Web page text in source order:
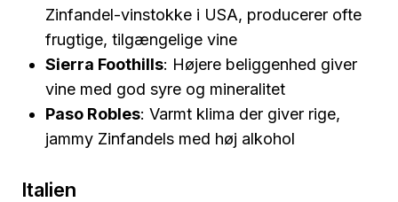
Zinfandel-vinstokke i USA, producerer ofte
frugtige, tilgængelige vine
Sierra Foothills: Højere beliggenhed giver
vine med god syre og mineralitet
Paso Robles: Varmt klima der giver rige,
jammy Zinfandels med høj alkohol
Italien